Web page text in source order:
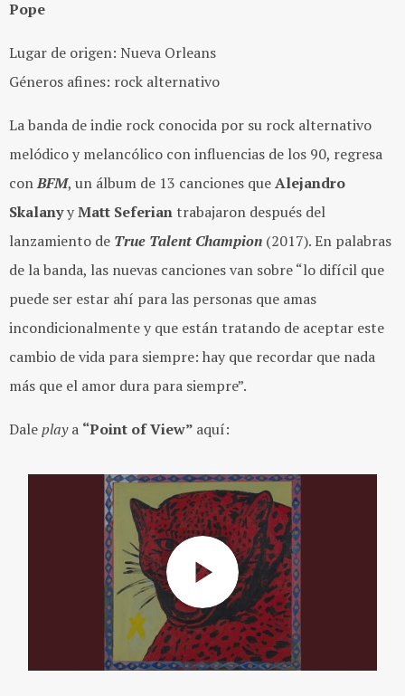
Pope
Lugar de origen: Nueva Orleans
Géneros afines: rock alternativo
La banda de indie rock conocida por su rock alternativo
melódico y melancólico con influencias de los 90, regresa
conBFM, un álbum de 13 canciones queAlejandro
SkalanyyMatt Seferian trabajaron después del
lanzamiento de True Talent Champion (2017). En palabras
de la banda, las nuevas canciones van sobre “lo difícil que
puede ser estar ahí para las personas que amas
incondicionalmente y que están tratando de aceptar este
cambio de vida para siempre: hay que recordar que nada
más que el amor dura para siempre”.
Daleplaya “Point of View” aquí: